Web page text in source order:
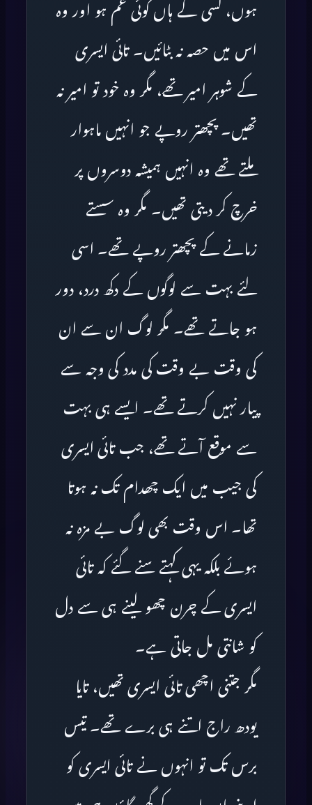
ہوں، کسی کے ہاں کوئی غم ہو اور وہ
اس میں حصہ نہ بٹائیں۔ تائی ایسری
کے شوہر امیر تھے، مگر وہ خود تو امیر نہ
تھیں۔ پچھتر روپے جو انہیں ماہوار
ملتے تھے وہ انہیں ہمیشہ دوسروں پر
خرچ کر دیتی تھیں۔ مگر وہ سستے
زمانے کے پچھتر روپے تھے۔ اسی
لئے بہت سے لوگوں کے دکھ درد، دور
ہو جاتے تھے۔ مگر لوگ ان سے ان
کی وقت بے وقت کی مدد کی وجہ سے
پیار نہیں کرتے تھے۔ ایسے ہی بہت
سے موقع آتے تھے، جب تائی ایسری
کی جیب میں ایک چھدام تک نہ ہوتا
تھا۔ اس وقت بھی لوگ بے مزہ نہ
ہوئے بلکہ یہی کہتے سنے گئے کہ تائی
ایسری کے چرن چھو لینے ہی سے دل
کو شانتی مل جاتی ہے۔
مگر جتنی اچھی تائی ایسری تھیں، تایا
یودھ راج اتنے ہی برے تھے۔ تیس
برس تک تو انہوں نے تائی ایسری کو